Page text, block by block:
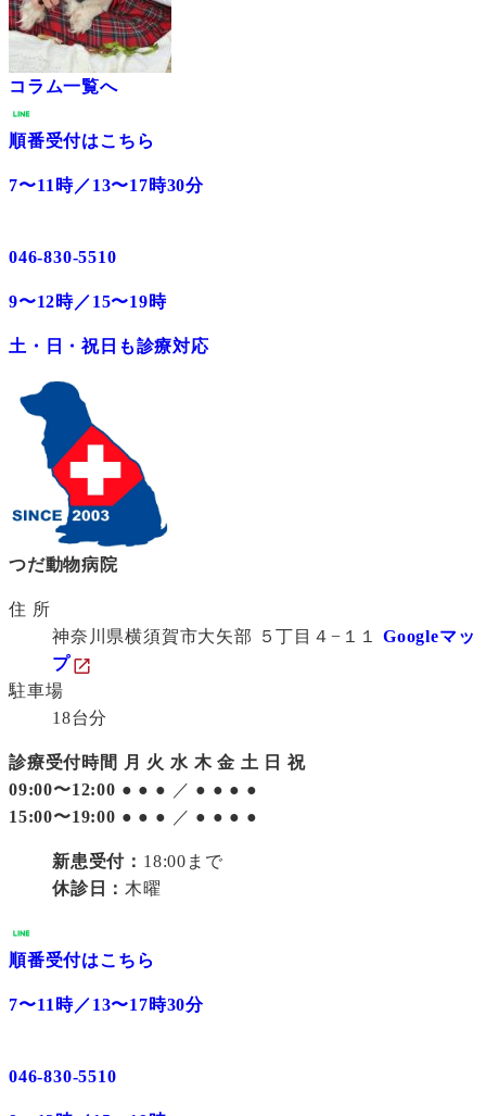
コラム一覧へ
順番受付はこちら
7〜11時／13〜17時30分
046-830-5510
9〜12時／15〜19時
土・日・祝日も診療対応
つだ動物病院
住 所
神奈川県横須賀市大矢部 ５丁目４−１１ Googleマッ
プ
駐車場
18台分
診療受付時間 月 火 水 木 金 土 日 祝
09:00〜12:00 ● ● ● ／ ● ● ● ●
15:00〜19:00 ● ● ● ／ ● ● ● ●
新患受付： 18:00まで
休診日： 木曜
順番受付はこちら
7〜11時／13〜17時30分
046-830-5510